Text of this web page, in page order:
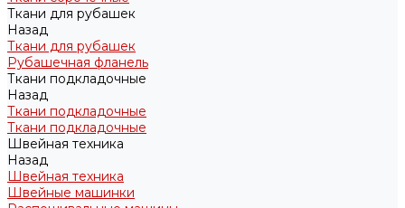
Ткани для рубашек
Назад
Ткани для рубашек
Рубашечная фланель
Ткани подкладочные
Назад
Ткани подкладочные
Ткани подкладочные
Швейная техника
Назад
Швейная техника
Швейные машинки